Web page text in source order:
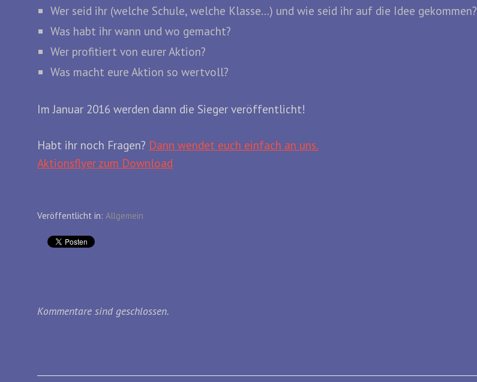
Wer seid ihr (welche Schule, welche Klasse…) und wie seid ihr auf die Idee gekommen?
Was habt ihr wann und wo gemacht?
Wer profitiert von eurer Aktion?
Was macht eure Aktion so wertvoll?
Im Januar 2016 werden dann die Sieger veröffentlicht!
Habt ihr noch Fragen? Dann wendet euch einfach an uns.
Aktionsflyer zum Download
Veröffentlicht in: Allgemein
Kommentare sind geschlossen.